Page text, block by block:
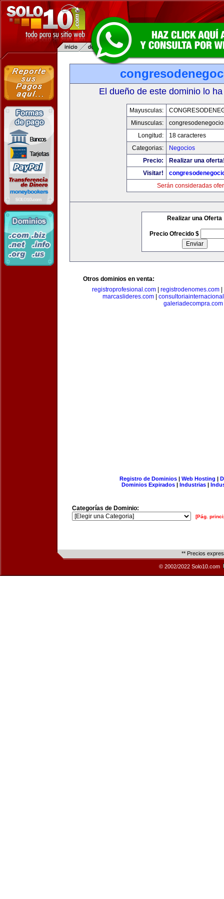
El dueño de este dominio lo
Mayusculas:
Minusculas:
Longitud:
18 caracteres
Categorias:
Negocios
Precio:
Realizar una
Visitar!
Serán consideradas
Realizar una Oferta
Precio Ofrecido $
Otros dominios en venta:
registroprofesional.com| registrodenomes.com|
marcaslideres.com
galeriadecompra.com
Registro de Dominios| Web Hosting |
Dominios Expirados | Industrias |
Categorías de Dominio:
[Pág.
** Precios
© 2002/2022 Solo10.com